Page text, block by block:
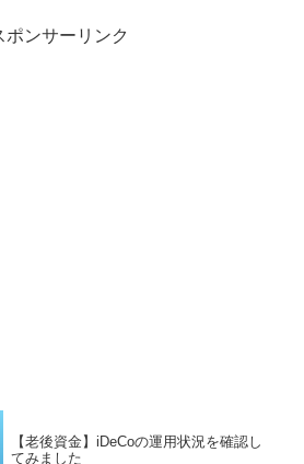
ポンサーリンク
【老後資金】iDeCoの運用状況を確認し
てみました